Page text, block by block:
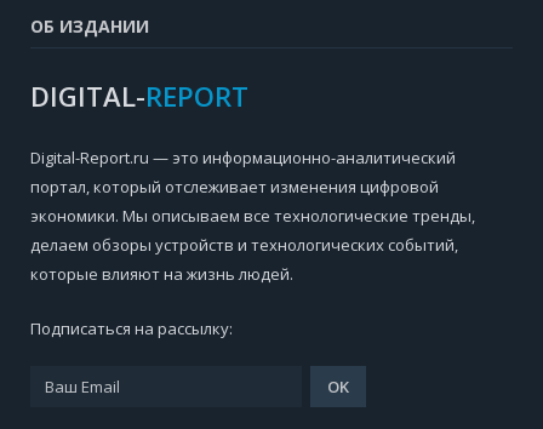
ОБ ИЗДАНИИ
DIGITAL-REPORT
Digital-Report.ru — это информационно-аналитический
портал, который отслеживает изменения цифровой
экономики. Мы описываем все технологические тренды,
делаем обзоры устройств и технологических событий,
которые влияют на жизнь людей.
Подписаться на рассылку: